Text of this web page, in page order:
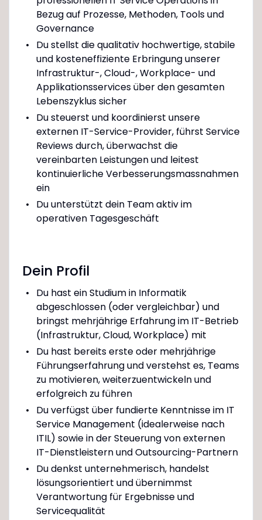
Bezug auf Prozesse, Methoden, Tools und
Governance
Du stellst die qualitativ hochwertige, stabile
und kosteneffiziente Erbringung unserer
Infrastruktur-, Cloud-, Workplace- und
Applikationsservices über den gesamten
Lebenszyklus sicher
Du steuerst und koordinierst unsere
externen IT-Service-Provider, führst Service
Reviews durch, überwachst die
vereinbarten Leistungen und leitest
kontinuierliche Verbesserungsmassnahmen
ein
Du unterstützt dein Team aktiv im
operativen Tagesgeschäft
Dein Profil
Du hast ein Studium in Informatik
abgeschlossen (oder vergleichbar) und
bringst mehrjährige Erfahrung im IT-Betrieb
(Infrastruktur, Cloud, Workplace) mit
Du hast bereits erste oder mehrjährige
Führungserfahrung und verstehst es, Teams
zu motivieren, weiterzuentwickeln und
erfolgreich zu führen
Du verfügst über fundierte Kenntnisse im IT
Service Management (idealerweise nach
ITIL) sowie in der Steuerung von externen
IT-Dienstleistern und Outsourcing-Partnern
Du denkst unternehmerisch, handelst
lösungsorientiert und übernimmst
Verantwortung für Ergebnisse und
Servicequalität